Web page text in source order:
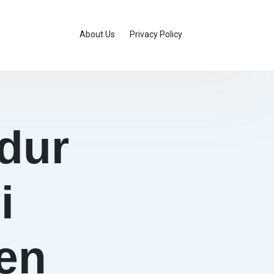
About Us Privacy Policy